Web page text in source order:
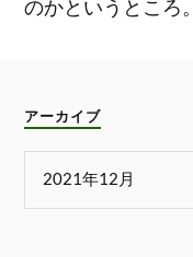
のかというところ。
アーカイブ